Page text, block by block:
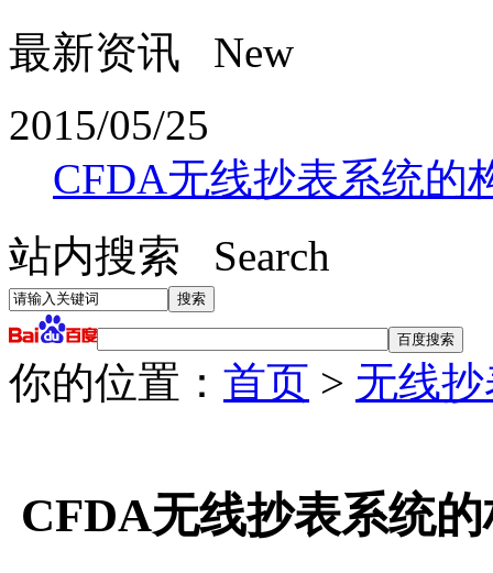
最新资讯 New
2015/05/25
CFDA无线抄表系统的
站内搜索 Search
你的位置： 首页 > 无线
CFDA无线抄表系统